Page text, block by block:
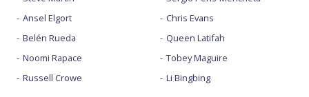
Ansel Elgort
Belén Rueda
Noomi Rapace
Russell Crowe
Chris Evans
Queen Latifah
Tobey Maguire
Li Bingbing